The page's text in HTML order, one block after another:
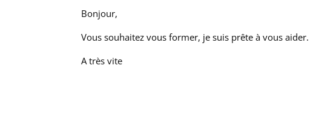
Bonjour,
Vous souhaitez vous former, je suis prête à vous aider.
A très vite